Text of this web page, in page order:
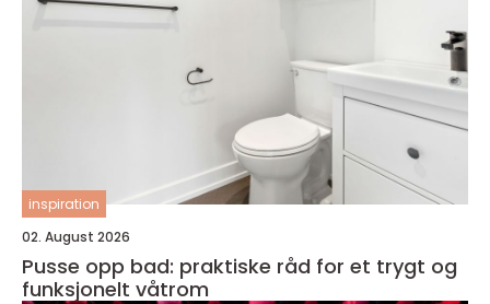
inspiration
02. August 2026
Pusse opp bad: praktiske råd for et trygt og
funksjonelt våtrom